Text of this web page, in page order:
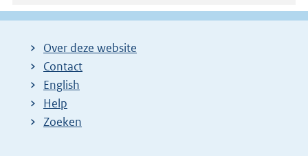
Over deze website
Contact
English
Help
Zoeken